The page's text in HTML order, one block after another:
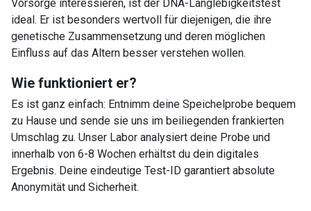
Vorsorge interessieren, ist der DNA-Langlebigkeitstest
ideal. Er ist besonders wertvoll für diejenigen, die ihre
genetische Zusammensetzung und deren möglichen
Einfluss auf das Altern besser verstehen wollen.
Wie funktioniert er?
Es ist ganz einfach: Entnimm deine Speichelprobe bequem
zu Hause und sende sie uns im beiliegenden frankierten
Umschlag zu. Unser Labor analysiert deine Probe und
innerhalb von 6-8 Wochen erhältst du dein digitales
Ergebnis. Deine eindeutige Test-ID garantiert absolute
Anonymität und Sicherheit.